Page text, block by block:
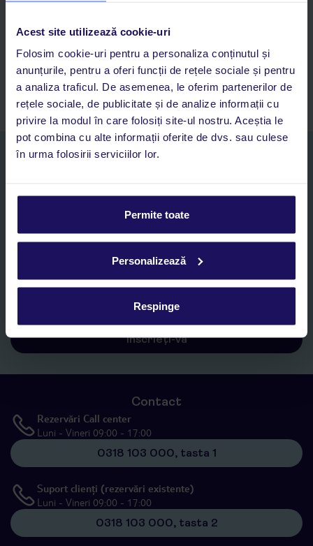
Acest site utilizează cookie-uri
Folosim cookie-uri pentru a personaliza conținutul și
anunțurile, pentru a oferi funcții de rețele sociale și pentru
a analiza traficul. De asemenea, le oferim partenerilor de
rețele sociale, de publicitate și de analize informații cu
privire la modul în care folosiți site-ul nostru. Aceștia le
pot combina cu alte informații oferite de dvs. sau culese
în urma folosirii serviciilor lor.
Permite toate
Personalizează
Respinge
Adaugi la favorite vacanțele care îți plac și revii oricând la ele
singură aplicație
Asistență 24/7 prin chat, pe toată durata vacanței
Abonați-vă la newsletter
Sunt de acord cu prelucrarea datelor mele personale de către TUI
specificat în„Informații privind prelucrarea datelor cu caracter
, prin mijloace electronice de comunicare (e-mail),
Înscrieți-vă
Contact
Rezervări Call center
Luni - Vineri 09:00 - 17:00
0318 103 000, tasta 1
Suport clienți (rezervări existente)
Luni - Vineri 09:00 - 17:00
0318 103 000, tasta 2